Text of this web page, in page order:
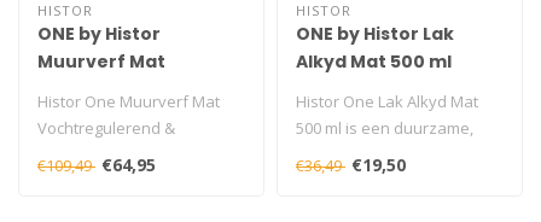
HISTOR
ONE by Histor
Muurverf Mat
Vochtregulerend &
Afwasbaar 5 liter
Histor One Muurverf Mat
Vochtregulerend &
Afwasbaar 5 liter is een
uitstekend de..
€109,49 €64,95
HISTOR
ONE by Histor Lak
Alkyd Mat 500 ml
Histor One Lak Alkyd Mat
500 ml is een duurzame,
weerbestendige en
krasvaste mat..
€36,49 €19,50